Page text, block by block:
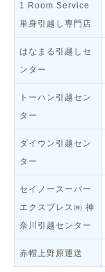
1 Room Service
単身引越し専門店
はなまる引越しセ
ンター
トーハン引越セン
ター
ダイウン引越セン
ター
セイノースーパー
エクスプレス㈱ 神
奈川引越センター
赤帽上野原運送